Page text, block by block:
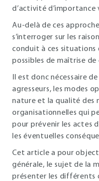
d’activité d’importance
Au-delà de ces
s’interroger sur les
conduit à ces situations
possibles de maîtrise de
Il est donc nécessaire
agresseurs, les modes
nature et la qualité des
organisationnelles qui
pour prévenir les actes
les éventuelles
Cet article a pour
générale, le sujet de la
présenter les différents